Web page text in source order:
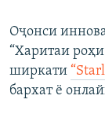
Оҷонси
“Харитаи
ширкати
бархат ё